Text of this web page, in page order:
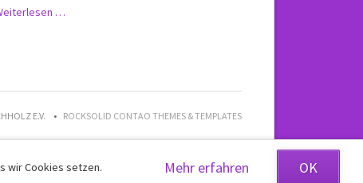
wir Cookies setzen. Mehr erfahren OK
…
geehrt
E.V. ROCKSOLID CONTAO THEMES & TEMPLATES